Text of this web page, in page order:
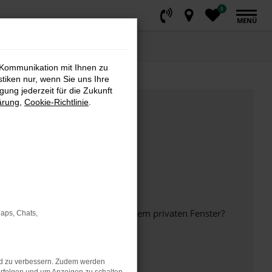
0
MENÜ
anderen Browser oder in einem privaten Fenster?
mit Ihnen zu
nur, wenn Sie uns Ihre
jederzeit für die Zukunft
Cookie-Richtlinie
Chats,
zu verbessern. Zudem werden